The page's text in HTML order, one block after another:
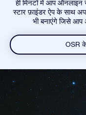
ही मिनटों में आप ऑनलाइन
स्टार फ़ाइंडर ऐप के साथ
भी बनाएंगे जिसे
OSR के